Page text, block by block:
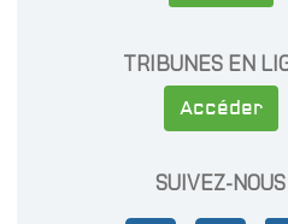
TRIBUNES EN
Accéder
SUIVEZ-NOUS